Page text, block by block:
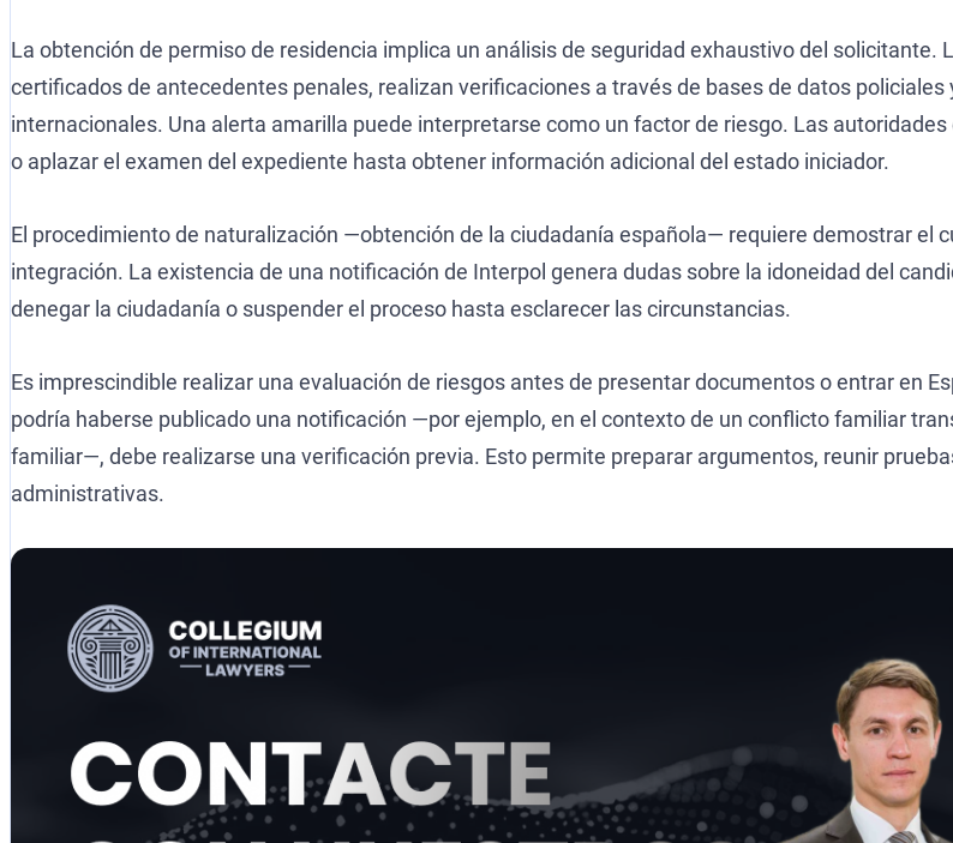
La obtención de permiso de residencia implica un análisis de seguridad exhaustivo del solicitante.
certificados de antecedentes penales, realizan verificaciones a través de bases de datos
internacionales. Una alerta amarilla puede interpretarse como un factor de riesgo. Las
o aplazar el examen del expediente hasta obtener información adicional del estado iniciador.
El procedimiento de naturalización —obtención de la ciudadanía española— requiere demostrar el
integración. La existencia de una notificación de Interpol genera dudas sobre la idoneidad del
denegar la ciudadanía o suspender el proceso hasta esclarecer las circunstancias.
Es imprescindible realizar una evaluación de riesgos antes de presentar documentos o entrar en
podría haberse publicado una notificación —por ejemplo, en el contexto de un conflicto familiar
familiar—, debe realizarse una verificación previa. Esto permite preparar argumentos, reunir
administrativas.